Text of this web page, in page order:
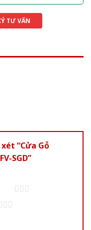
TƯ VẤN
“Cửa Gỗ
SGD”